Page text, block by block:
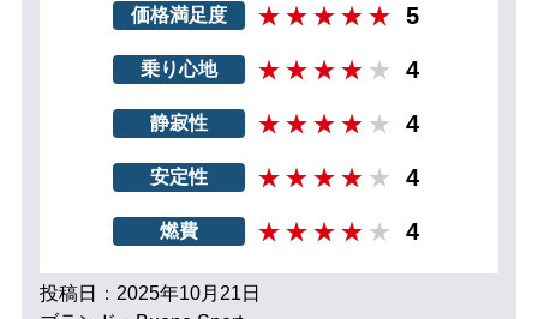
価格満足度 5
乗り心地 4
静寂性 4
安定性 4
燃費 4
投稿日：2025年10月21日